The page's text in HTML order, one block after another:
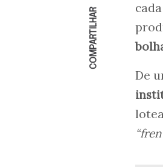
COMPARTILHAR
De